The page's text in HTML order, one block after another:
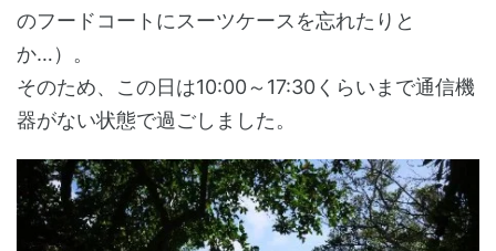
のフードコートにスーツケースを忘れたりと
か…）。
そのため、この日は10:00～17:30くらいまで通信機
器がない状態で過ごしました。